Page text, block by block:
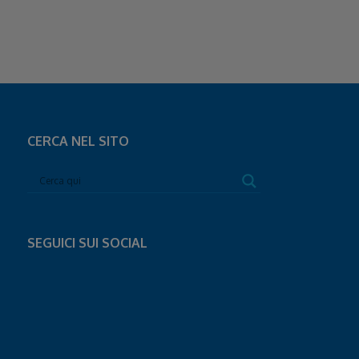
CERCA NEL SITO
SEGUICI SUI SOCIAL